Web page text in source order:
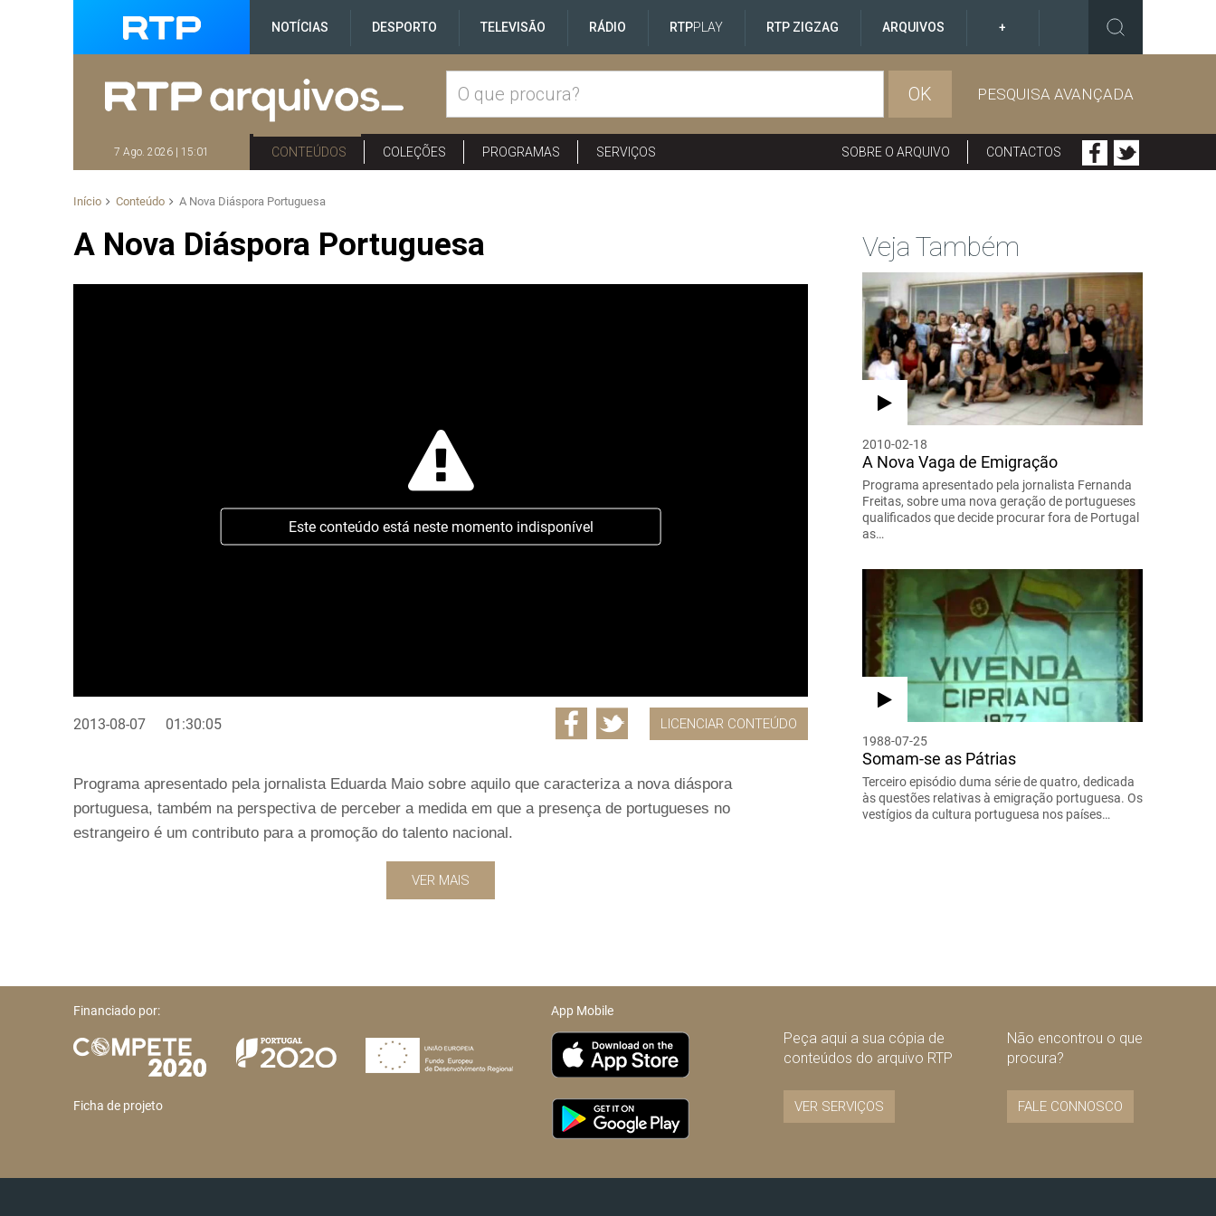
NOTÍCIAS DESPORTO TELEVISÃO RÁDIO RTPPLAY RTP ZIGZAG ARQUIVOS +
OK PESQUISA AVANÇADA
7 Ago. 2026 | 15:01 CONTEÚDOS COLEÇÕES PROGRAMAS SERVIÇOS SOBRE O ARQUIVO CONTACTOS
Início Conteúdo A Nova Diáspora Portuguesa
A Nova Diáspora Portuguesa
Este conteúdo está neste momento indisponível
2013-08-07 01:30:05 LICENCIAR CONTEÚDO
Programa apresentado pela jornalista Eduarda Maio sobre aquilo que caracteriza a nova diáspora
portuguesa, também na perspectiva de perceber a medida em que a presença de portugueses no
estrangeiro é um contributo para a promoção do talento nacional.
VER MAIS
Veja Também
2010-02-18
A Nova Vaga de Emigração
Programa apresentado pela jornalista Fernanda
Freitas, sobre uma nova geração de portugueses
qualificados que decide procurar fora de Portugal
as…
1988-07-25
Somam-se as Pátrias
Terceiro episódio duma série de quatro, dedicada
às questões relativas à emigração portuguesa. Os
vestígios da cultura portuguesa nos países…
Financiado por:
Ficha de projeto
App Mobile
Peça aqui a sua cópia de
conteúdos do arquivo RTP
VER SERVIÇOS
Não encontrou o que
procura?
FALE CONNOSCO